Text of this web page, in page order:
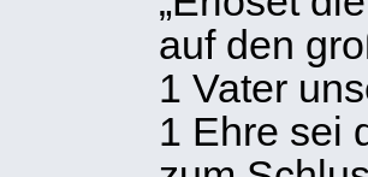
auf den
1 Vater
1 Ehre sei